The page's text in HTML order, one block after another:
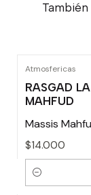
Atmosfericas
RASGAD
MAHFUD
Massis
$14.000
Cantidad